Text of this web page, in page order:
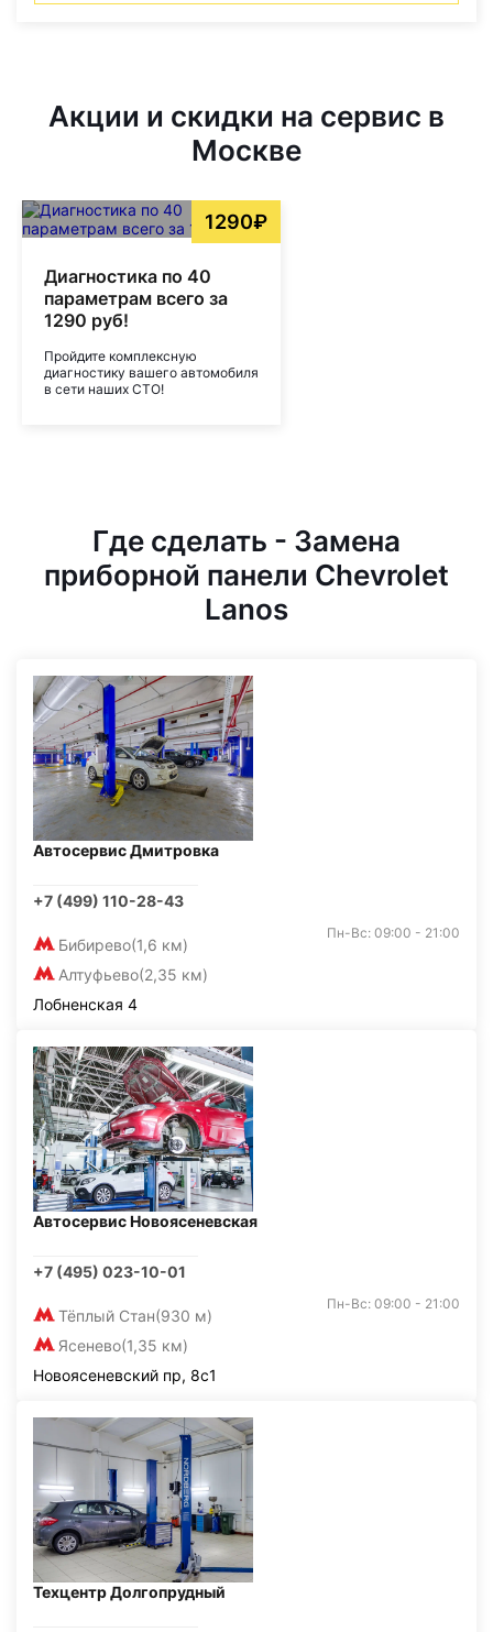
Акции и скидки на сервис в
Москве
1290₽
Диагностика по 40
параметрам всего за
1290 руб!
Пройдите комплексную
диагностику вашего автомобиля
в сети наших СТО!
Где сделать - Замена
приборной панели Chevrolet
Lanos
Автосервис Дмитровка
+7 (499) 110-28-43
Бибирево(1,6 км)
Алтуфьево(2,35 км)
Пн-Вс: 09:00 - 21:00
Лобненская 4
Автосервис Новоясеневская
+7 (495) 023-10-01
Тёплый Стан(930 м)
Ясенево(1,35 км)
Пн-Вс: 09:00 - 21:00
Новоясеневский пр, 8с1
Техцентр Долгопрудный